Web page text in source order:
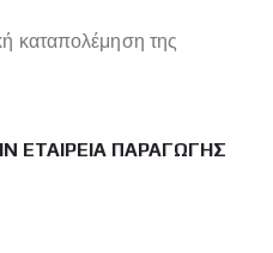
καταπολέμηση της
ΕΤΑΙΡΕΊΑ ΠΑΡΑΓΩΓΉΣ